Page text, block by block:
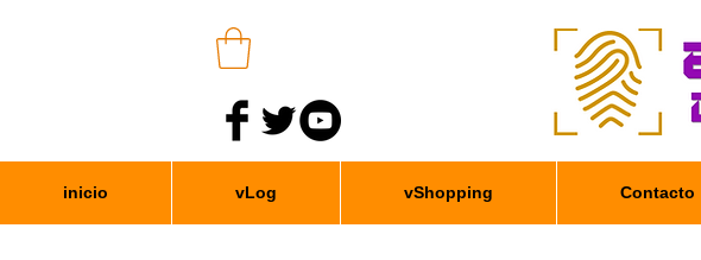
inicio vLog vShopping Contacto